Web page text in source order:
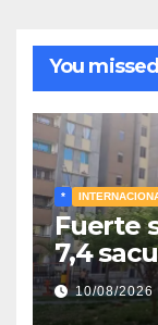
You missed
*
Fuerte
7,4
en
10/08/2026